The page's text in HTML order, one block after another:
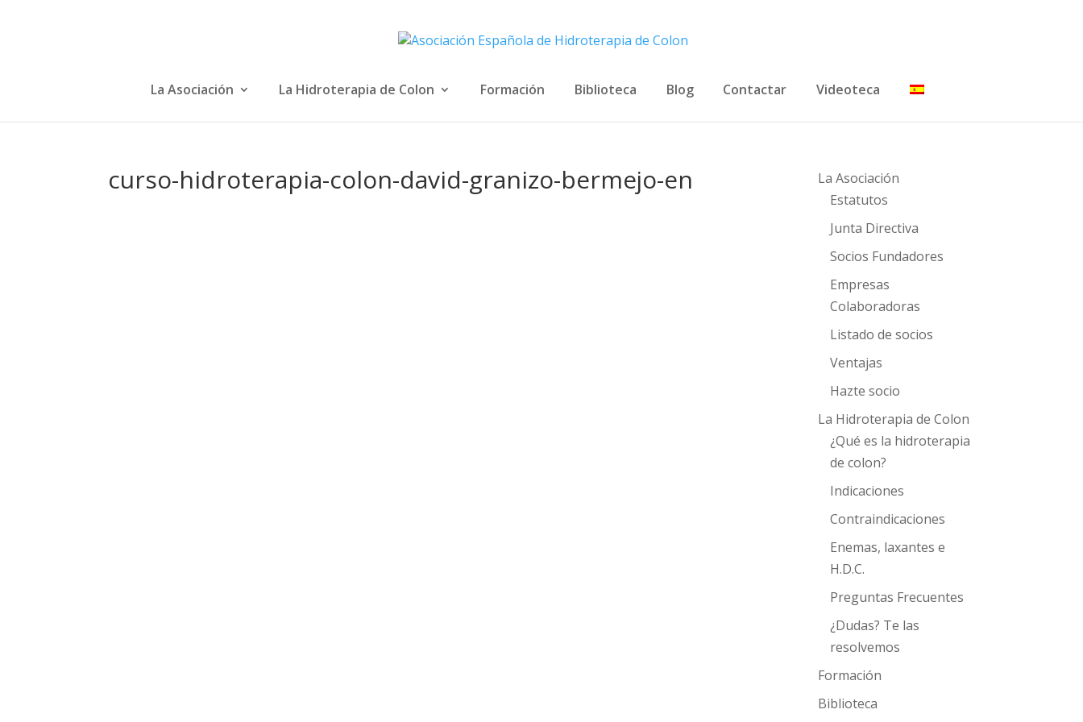
La Asociación La Hidroterapia de Colon Formación Biblioteca Blog Contactar Videoteca
curso-hidroterapia-colon-david-granizo-bermejo-en
La Asociación
Estatutos
Junta Directiva
Socios Fundadores
Empresas
Colaboradoras
Listado de socios
Ventajas
Hazte socio
La Hidroterapia de Colon
¿Qué es la hidroterapia
de colon?
Indicaciones
Contraindicaciones
Enemas, laxantes e
H.D.C.
Preguntas Frecuentes
¿Dudas? Te las
resolvemos
Formación
Biblioteca